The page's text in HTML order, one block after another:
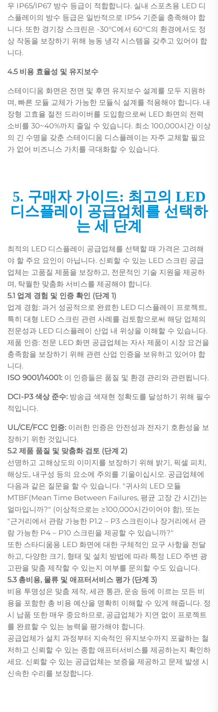
우 IP65/IP67 방수 등급이 적합합니다. 실내 스포츠용 LED 디
스플레이의 방수 등급은 일반적으로 IP54 기준을 충족해야 합
니다. 또한 경기장 스크린은 -30°C에서 60°C의 환경에서도 정
상 작동을 보장하기 위해 능동 냉각 시스템을 갖추고 있어야 합
니다.
4.5 비용 효율성 및 유지보수
스테이디움 화면은 전면 및 후면 유지보수 설계를 모두 지원하
며, 빠른 모듈 교체가 가능한 모듈식 설계를 적용해야 합니다. 내
장형 고효율 절전 드라이버를 도입함으로써 LED 화면의 전력
소비를 30~40%까지 줄일 수 있습니다. 최소 100,000시간 이상
의 긴 수명을 갖춘 스테이디움 디스플레이는 자주 교체할 필요
가 없어 비즈니스 가치를 극대화할 수 있습니다.
5. 구매자 가이드: 최고의 LED
디스플레이 공급업체를 선택하
는 세 단계
최적의 LED 디스플레이 공급업체를 선택할 때 가격은 고려해
야 할 주요 요인이 아닙니다. 신뢰할 수 있는 LED 스크린 공급
업체는 고품질 제품을 보장하고, 전문적인 기술 지원을 제공하
며, 탁월한 맞춤화 서비스를 제공해야 합니다.
5.1 업계 경험 및 인증 확인 (단계 1)
업계 경험: 과거 성공적으로 완료한 LED 디스플레이 프로젝트,
특히 대형 LED 스크린 관련 사례를 검토함으로써 해당 업체의
전문성과 LED 디스플레이 산업 내 위상을 이해할 수 있습니다.
제품 인증: 전문 LED 화면 공급업체는 자사 제품이 시장 요건을
충족함을 보장하기 위해 관련 산업 인증을 보유하고 있어야 합
니다.
ISO 9001/14001: 이 인증들은 품질 및 환경 관리와 관련됩니다.
DCI-P3 색상 준수: 방송급 색재현 정확도를 달성하기 위해 필수
적입니다.
UL/CE/FCC 인증: 이러한 인증은 안전성과 전자기 호환성을 보
장하기 위한 것입니다.
5.2 제품 품질 및 맞춤화 검토 (단계 2)
선명하고 고해상도의 이미지를 보장하기 위해 밝기, 픽셀 피치,
해상도, 내구성 등의 요소에 주의를 기울이십시오. 공급업체에
다음과 같은 질문을 할 수 있습니다. "귀사의 LED 모듈
MTBF(Mean Time Between Failures, 평균 고장 간 시간)는
얼마입니까?" (이상적으로는 ≥100,000시간이어야 함), 또는
"근거리에서 관람 가능한 P1.2 – P3 스크린이나 장거리에서 관
람 가능한 P4 – P10 스크린을 제공할 수 있습니까?"
또한 스타디움용 LED 화면에 대한 구체적인 요구 사항을 전달
하고, 다양한 크기, 형태 및 설치 방법에 따라 특정 LED 주변 광
고판을 맞춤 제작할 수 있는지 여부를 문의할 수도 있습니다.
5.3 총비용, 물류 및 애프터서비스 평가 (단계 3)
비용 투명성은 맞춤 제작, 세관 통관, 운송 등에 이르는 모든 비
용을 포함한 총 비용 예산을 명확히 이해할 수 있게 해줍니다. 정
시 납품 또한 매우 중요하므로, 공급업체가 지연 없이 프로젝트
를 완료할 수 있는 능력을 평가해야 합니다.
공급업체가 설치 과정부터 지속적인 유지보수까지 포괄하는 철
저하고 신뢰할 수 있는 종합 애프터서비스를 제공하는지 확인하
세요. 신뢰할 수 있는 공급업체는 보증을 제공하고 문제 발생 시
신속한 수리를 보장합니다.